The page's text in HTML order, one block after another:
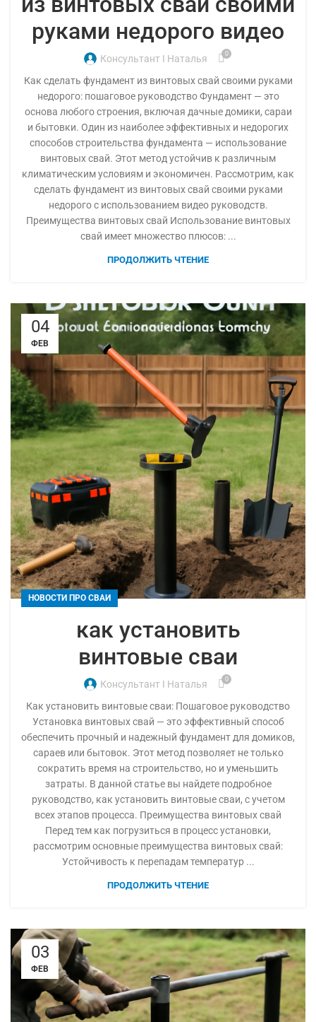
руками недорого видео
Консультант I Наталья 0
Как сделать фундамент из винтовых свай своими руками
недорого: пошаговое руководство Фундамент — это
основа любого строения, включая дачные домики, сараи
и бытовки. Один из наиболее эффективных и недорогих
способов строительства фундамента — использование
винтовых свай. Этот метод устойчив к различным
климатическим условиям и экономичен. Рассмотрим, как
сделать фундамент из винтовых свай своими руками
недорого с использованием видео руководств.
Преимущества винтовых свай Использование винтовых
свай имеет множество плюсов: ...
ПРОДОЛЖИТЬ ЧТЕНИЕ
04
ФЕВ
НОВОСТИ ПРО СВАИ
как установить
винтовые сваи
Консультант I Наталья 0
Как установить винтовые сваи: Пошаговое руководство
Установка винтовых свай — это эффективный способ
обеспечить прочный и надежный фундамент для домиков,
сараев или бытовок. Этот метод позволяет не только
сократить время на строительство, но и уменьшить
затраты. В данной статье вы найдете подробное
руководство, как установить винтовые сваи, с учетом
всех этапов процесса. Преимущества винтовых свай
Перед тем как погрузиться в процесс установки,
рассмотрим основные преимущества винтовых свай:
Устойчивость к перепадам температур ...
ПРОДОЛЖИТЬ ЧТЕНИЕ
03
ФЕВ